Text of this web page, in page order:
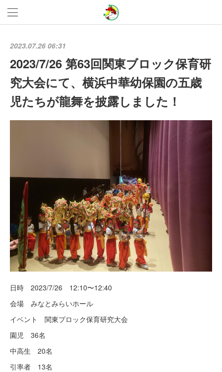
2023.07.26 06:31
2023/7/26 第63回関東ブロック保育研
究大会にて、横浜中華幼保園の五歳
児たちが龍舞を披露しました！
日時 2023/7/26 12:10〜12:40
会場 みなとみらいホール
イベント 関東プロック保育研究大会
園児 36名
中高生 20名
引率者 13名